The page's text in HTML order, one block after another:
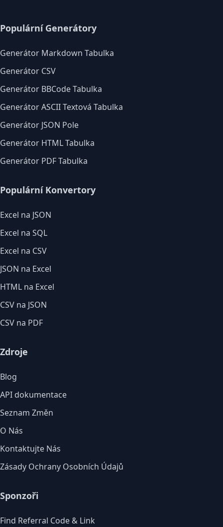
Populární Generátory
Generátor Markdown Tabulka
Generátor CSV
Generátor BBCode Tabulka
Generátor ASCII Textová Tabulka
Generátor JSON Pole
Generátor HTML Tabulka
Generátor PDF Tabulka
Populární Konvertory
Excel na JSON
Excel na SQL
Excel na CSV
JSON na Excel
HTML na Excel
CSV na JSON
CSV na PDF
Zdroje
Blog
API dokumentace
Seznam Změn
O Nás
Kontaktujte Nás
Zásady Ochrany Osobních Údajů
Sponzoři
Find Referral Code & Link